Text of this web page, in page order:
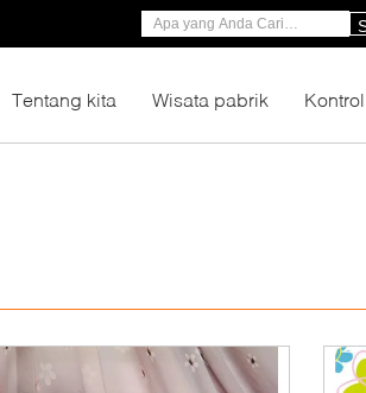
Tentang kita Wisata pabrik